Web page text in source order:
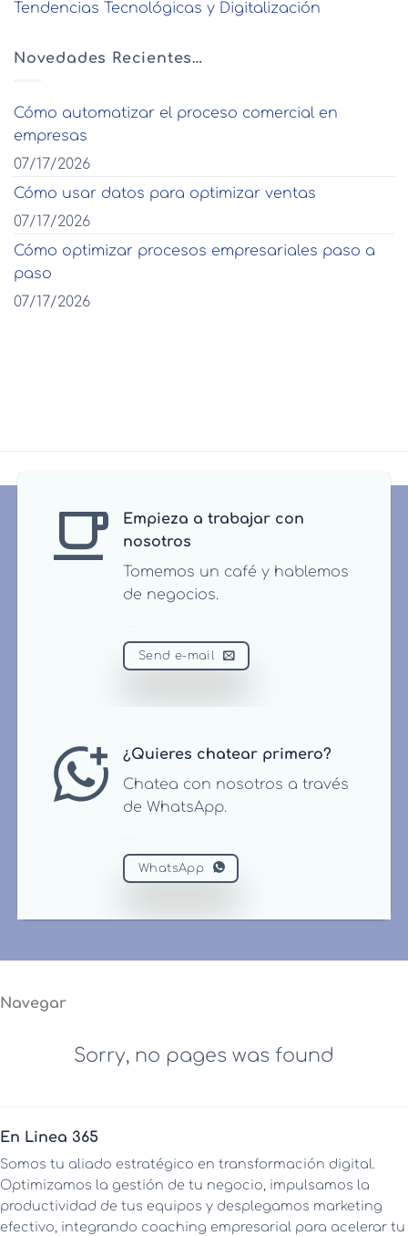
Tendencias Tecnológicas y Digitalización
Novedades Recientes…
Cómo automatizar el proceso comercial en
empresas
07/17/2026
Cómo usar datos para optimizar ventas
07/17/2026
Cómo optimizar procesos empresariales paso a
paso
07/17/2026
Empieza a trabajar con
nosotros
Tomemos un café y hablemos
de negocios.
Send e-mail
¿Quieres chatear primero?
Chatea con nosotros a través
de WhatsApp.
WhatsApp
Navegar
Sorry, no pages was found
En Linea 365
Somos tu aliado estratégico en transformación digital.
Optimizamos la gestión de tu negocio, impulsamos la
productividad de tus equipos y desplegamos marketing
efectivo, integrando coaching empresarial para acelerar tu